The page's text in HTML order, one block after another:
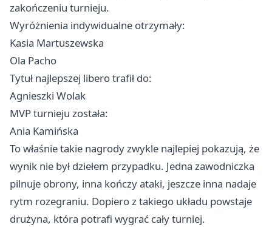
zakończeniu turnieju.
Wyróżnienia indywidualne otrzymały:
Kasia Martuszewska
Ola Pacho
Tytuł najlepszej libero trafił do:
Agnieszki Wolak
MVP turnieju została:
Ania Kamińska
To właśnie takie nagrody zwykle najlepiej pokazują, że
wynik nie był dziełem przypadku. Jedna zawodniczka
pilnuje obrony, inna kończy ataki, jeszcze inna nadaje
rytm rozegraniu. Dopiero z takiego układu powstaje
drużyna, która potrafi wygrać cały turniej.